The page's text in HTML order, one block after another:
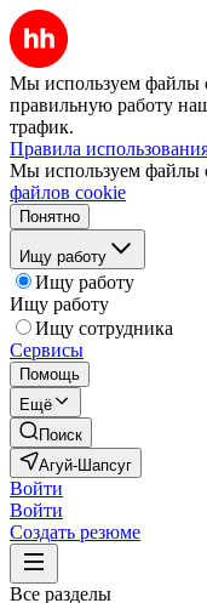
Мы используем файлы
правильную работу
трафик.
Правила
Мы используем файлы
файлов cookie
Понятно
Ищу работу
Ищу работу
Ищу работу
Ищу сотрудника
Сервисы
Помощь
Ещё
Поиск
Агуй-Шапсуг
Войти
Войти
Создать резюме
Все разделы